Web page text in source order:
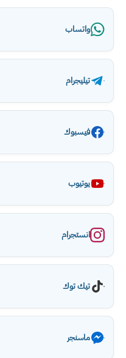
واتساب
تيليجرام
فيسبوك
يوتيوب
انستجرام
تيك توك
ماسنجر